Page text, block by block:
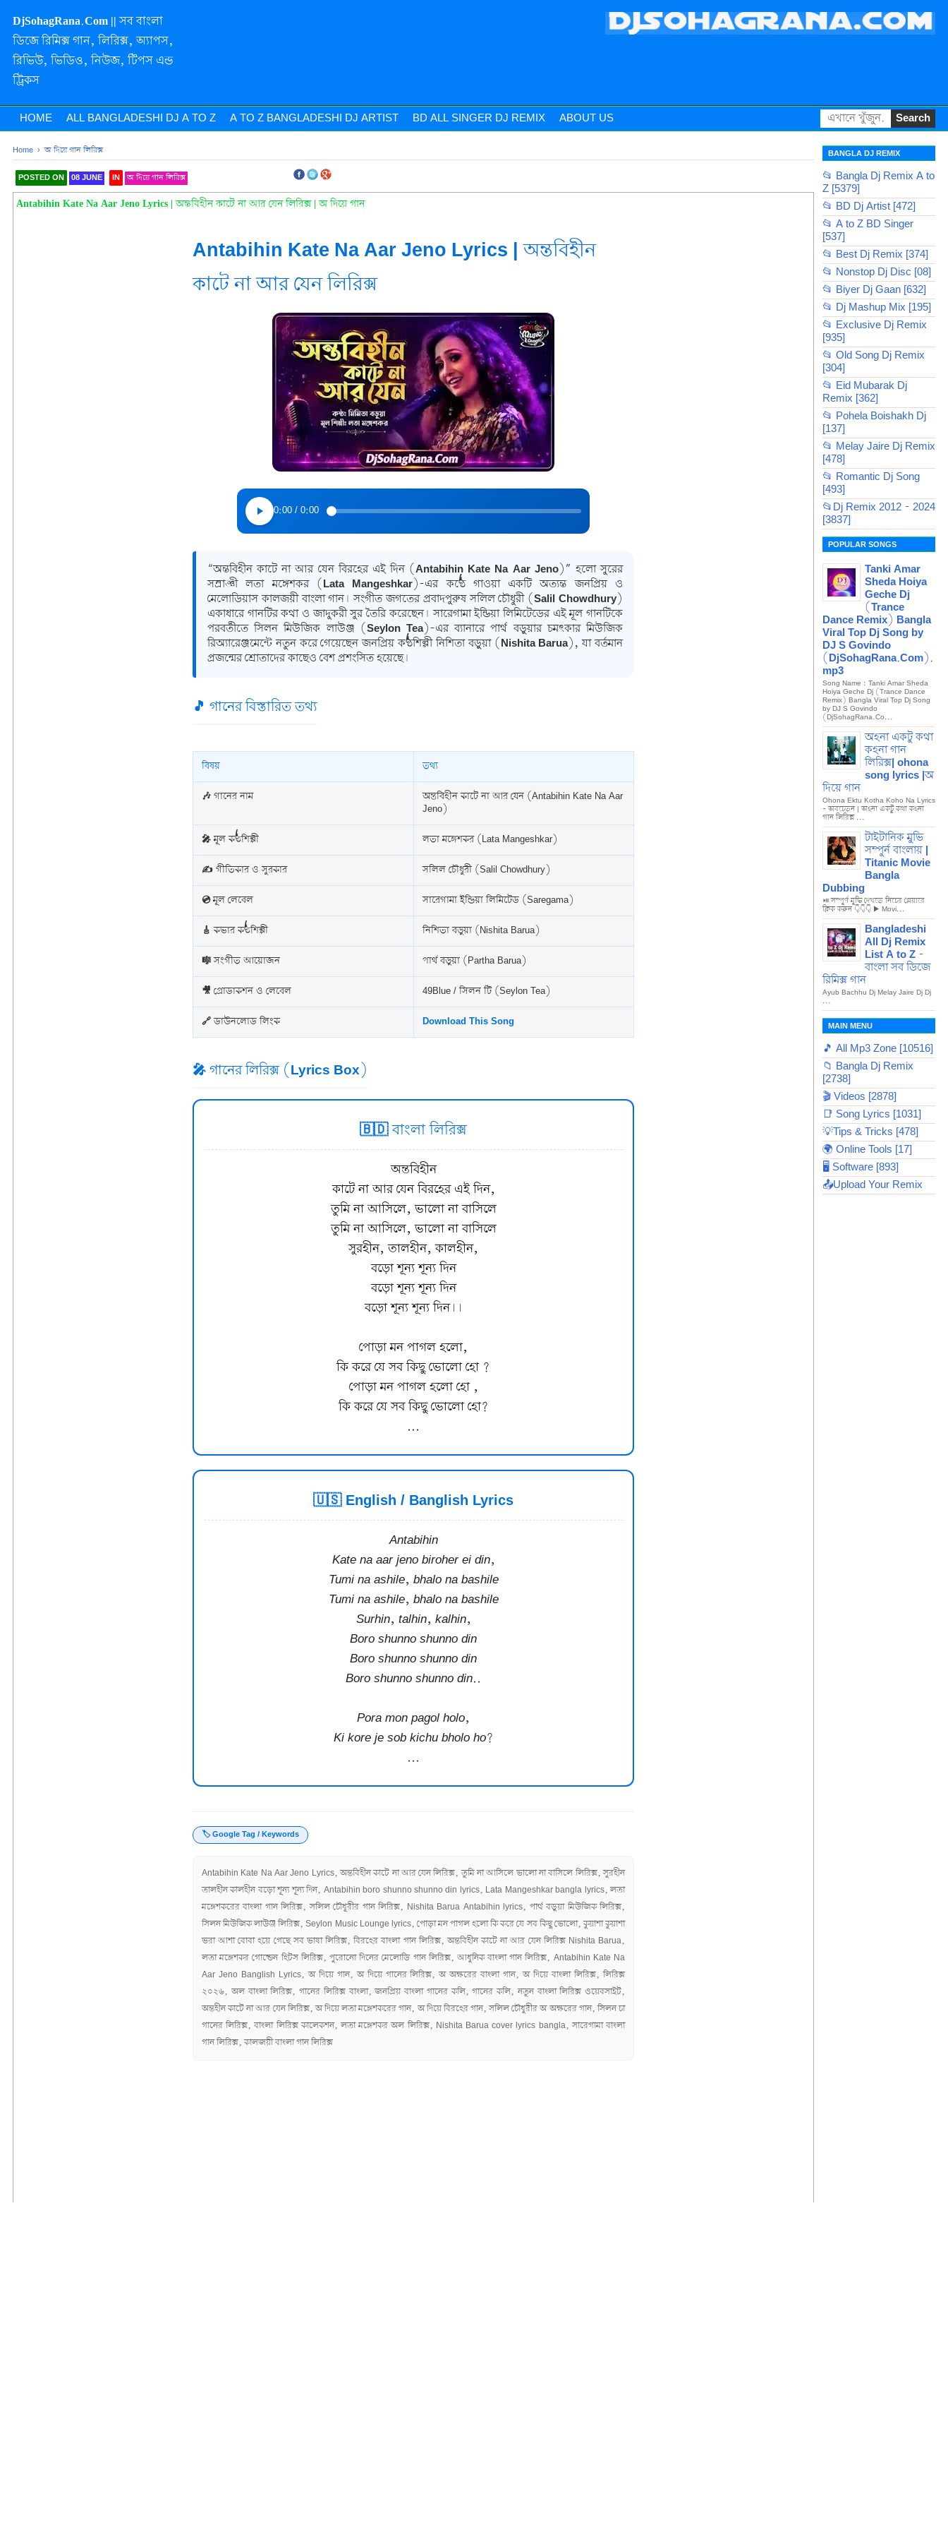
DjSohagRana.Com || সব বাংলা
ডিজে রিমিক্স গান, লিরিক্স, অ্যাপস,
রিভিউ, ভিডিও, নিউজ, টিপস এন্ড
ট্রিকস
HOME ALL BANGLADESHI DJ A TO Z A TO Z BANGLADESHI DJ ARTIST BD ALL SINGER DJ REMIX ABOUT US
Home ›অ দিয়ে গান লিরিক্স
POSTED ON 08 JUNE IN অ দিয়ে গান লিরিক্স
Antabihin Kate Na Aar Jeno Lyrics | অন্তবিহীন কাটে না আর যেন লিরিক্স | অ দিয়ে গান
Antabihin Kate Na Aar Jeno Lyrics | অন্তবিহীন
কাটে না আর যেন লিরিক্স
0:00 / 0:00
“অন্তবিহীন কাটে না আর যেন বিরহের এই দিন (Antabihin Kate Na Aar Jeno)” হলো সুরের
সম্রাজ্ঞীলতা মঙ্গেশকর (Lata Mangeshkar)-এর কণ্ঠে গাওয়া একটি অত্যন্ত জনপ্রিয় ও
মেলোডিয়াস কালজয়ী বাংলা গান। সংগীত জগতের প্রবাদপুরুষসলিল চৌধুরী (Salil Chowdhury)
একাধারে গানটির কথা ও জাদুকরী সুর তৈরি করেছেন। সারেগামা ইন্ডিয়া লিমিটেডের এই মূল গানটিকে
পরবর্তীতেসিলন মিউজিক লাউঞ্জ (Seylon Tea)-এর ব্যানারে পার্থ বড়ুয়ার চমৎকার মিউজিক
রিঅ্যারেঞ্জমেন্টে নতুন করে গেয়েছেন জনপ্রিয় কণ্ঠশিল্পীনিশিতা বড়ুয়া (Nishita Barua), যা বর্তমান
প্রজন্মের শ্রোতাদের কাছেও বেশ প্রশংসিত হয়েছে।
🎵 গানের বিস্তারিত তথ্য
বিষয় তথ্য
🎶 গানের নাম
অন্তবিহীন কাটে না আর যেন (Antabihin Kate Na Aar
Jeno)
🎤 মূল কণ্ঠশিল্পী লতা মঙ্গেশকর (Lata Mangeshkar)
✍️ গীতিকার ও সুরকার সলিল চৌধুরী (Salil Chowdhury)
💿 মূল লেবেল সারেগামা ইন্ডিয়া লিমিটেড (Saregama)
🎸 কভার কণ্ঠশিল্পী নিশিতা বড়ুয়া (Nishita Barua)
🎼 সংগীত আয়োজন পার্থ বড়ুয়া (Partha Barua)
🎥 প্রোডাকশন ও লেবেল 49Blue / সিলন টি (Seylon Tea)
🔗 ডাউনলোড লিংক Download This Song
🎤 গানের লিরিক্স (Lyrics Box)
🇧🇩 বাংলা লিরিক্স
অন্তবিহীন
কাটে না আর যেন বিরহের এই দিন,
তুমি না আসিলে, ভালো না বাসিলে
তুমি না আসিলে, ভালো না বাসিলে
সুরহীন, তালহীন, কালহীন,
বড়ো শূন্য শূন্য দিন
বড়ো শূন্য শূন্য দিন
বড়ো শূন্য শূন্য দিন।।
পোড়া মন পাগল হলো,
কি করে যে সব কিছু ভোলো হো ?
পোড়া মন পাগল হলো হো ,
কি করে যে সব কিছু ভোলো হো?
...
🇺🇸 English / Banglish Lyrics
Antabihin
Kate na aar jeno biroher ei din,
Tumi na ashile, bhalo na bashile
Tumi na ashile, bhalo na bashile
Surhin, talhin, kalhin,
Boro shunno shunno din
Boro shunno shunno din
Boro shunno shunno din..
Pora mon pagol holo,
Ki kore je sob kichu bholo ho?
...
🏷️ Google Tag / Keywords
Antabihin Kate Na Aar Jeno Lyrics, অন্তবিহীন কাটে না আর যেন লিরিক্স, তুমি না আসিলে ভালো না বাসিলে লিরিক্স, সুরহীন
তালহীন কালহীন বড়ো শূন্য শূন্য দিন, Antabihin boro shunno shunno din lyrics, Lata Mangeshkar bangla lyrics, লতা
মঙ্গেশকরের বাংলা গান লিরিক্স, সলিল চৌধুরীর গান লিরিক্স, Nishita Barua Antabihin lyrics, পার্থ বড়ুয়া মিউজিক লিরিক্স,
সিলন মিউজিক লাউঞ্জ লিরিক্স, Seylon Music Lounge lyrics, পোড়া মন পাগল হলো কি করে যে সব কিছু ভোলো, কুয়াশা কুয়াশা
ভরা আশা বোবা হয়ে গেছে সব ভাষা লিরিক্স, বিরহের বাংলা গান লিরিক্স, অন্তবিহীন কাটে না আর যেন লিরিক্স Nishita Barua,
লতা মঙ্গেশকর গোল্ডেন হিটস লিরিক্স, পুরোনো দিনের মেলোডি গান লিরিক্স, আধুনিক বাংলা গান লিরিক্স, Antabihin Kate Na
Aar Jeno Banglish Lyrics, অ দিয়ে গান, অ দিয়ে গানের লিরিক্স, অ অক্ষরের বাংলা গান, অ দিয়ে বাংলা লিরিক্স, লিরিক্স
২০২৬, অল বাংলা লিরিক্স, গানের লিরিক্স বাংলা, জনপ্রিয় বাংলা গানের কলি, গানের কলি, নতুন বাংলা লিরিক্স ওয়েবসাইট,
অন্তহীন কাটে না আর যেন লিরিক্স, অ দিয়ে লতা মঙ্গেশকরের গান, অ দিয়ে বিরহের গান, সলিল চৌধুরীর অ অক্ষরের গান, সিলন চা
গানের লিরিক্স, বাংলা লিরিক্স কালেকশন, লতা মঙ্গেশকর অল লিরিক্স, Nishita Barua cover lyrics bangla, সারেগামা বাংলা
গান লিরিক্স, কালজয়ী বাংলা গান লিরিক্স
BANGLA DJ REMIX
📂 Bangla Dj Remix A to
Z [5379]
📂 BD Dj Artist [472]
📂 A to Z BD Singer
[537]
📂 Best Dj Remix [374]
📂 Nonstop Dj Disc [08]
📂 Biyer Dj Gaan [632]
📂 Dj Mashup Mix [195]
📂 Exclusive Dj Remix
[935]
📂 Old Song Dj Remix
[304]
📂 Eid Mubarak Dj
Remix [362]
📂 Pohela Boishakh Dj
[137]
📂 Melay Jaire Dj Remix
[478]
📂 Romantic Dj Song
[493]
📂Dj Remix 2012 - 2024
[3837]
POPULAR SONGS
Tanki Amar
Sheda Hoiya
Geche Dj
(Trance
Dance Remix) Bangla
Viral Top Dj Song by
DJ S Govindo
(DjSohagRana.Com).
mp3
Song Name : Tanki Amar Sheda
Hoiya Geche Dj (Trance Dance
Remix) Bangla Viral Top Dj Song
by DJ S Govindo
(DjSohagRana.Co...
অহনা একটু কথা
কহনা গান
লিরিক্স| ohona
song lyrics |অ
দিয়ে গান
Ohona Ektu Kotha Koho Na Lyrics
- অবচেতন | অহনা একটু কথা কহনা
গান লিরিক্স ...
টাইটানিক মুভি
সম্পুর্ন বাংলায় |
Titanic Movie
Bangla
Dubbing
⏯️ সম্পুর্ণ মুভি দেখতে নিচের প্লেয়ারে
ক্লিক করুন 👇👇👇 ▶ Movi...
Bangladeshi
All Dj Remix
List A to Z -
বাংলা সব ডিজে
রিমিক্স গান
Ayub Bachhu Dj Melay Jaire Dj Dj
...
MAIN MENU
🎵 All Mp3 Zone [10516]
📁 Bangla Dj Remix
[2738]
🎬 Videos [2878]
📑 Song Lyrics [1031]
💡Tips & Tricks [478]
🌍 Online Tools [17]
🖥️ Software [893]
📤Upload Your Remix